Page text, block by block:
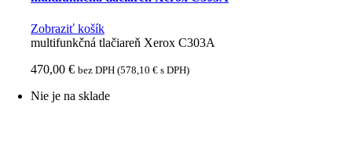
Zobraziť košík
multifunkčná tlačiareň Xerox C303A
470,00€ bez DPH (578,10€ s DPH)
Nie je na sklade